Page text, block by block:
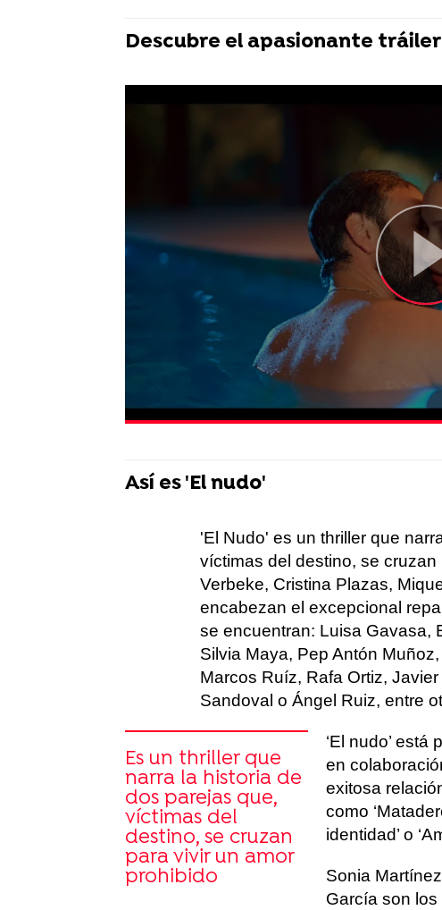
Descubre el apasionante tráiler
Así es 'El nudo'
'El Nudo' es un thriller que
víctimas del destino, se
Verbeke, Cristina Plazas,
encabezan el excepcional
se encuentran: Luisa Gavasa,
Silvia Maya, Pep Antón
Marcos Ruíz, Rafa Ortiz,
Sandoval o Ángel Ruiz, entre
Es un thriller que
narra la historia de
dos parejas que,
víctimas del
destino, se cruzan
para vivir un amor
prohibido
‘El nudo’
en
exitosa
como
identidad’ o
Sonia
García son los